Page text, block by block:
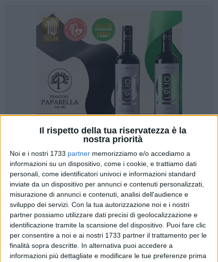
Il rispetto della tua riservatezza è la
nostra priorità
Noi e i nostri 1733 partner memorizziamo e/o accediamo a
informazioni su un dispositivo, come i cookie, e trattiamo dati
personali, come identificatori univoci e informazioni standard
inviate da un dispositivo per annunci e contenuti personalizzati,
misurazione di annunci e contenuti, analisi dell'audience e
sviluppo dei servizi. Con la tua autorizzazione noi e i nostri
partner possiamo utilizzare dati precisi di geolocalizzazione e
identificazione tramite la scansione del dispositivo. Puoi fare clic
per consentire a noi e ai nostri 1733 partner il trattamento per le
finalità sopra descritte. In alternativa puoi accedere a
informazioni più dettagliate e modificare le tue preferenze prima
A cura di
ANNA DICORATO
In occasione del 750° anniversario della Traslazione delle
spoglie mortali del Santo Vescovo Ruggero da Canne a
Barletta (1276 – 2026) il busto del Santo Patrono di Barletta
sarà accolto da varie parrocchie della città in un Peregrinatio
che ha avuto inizio il 31 maggio con il trasferimento del
busto reliquiario del Santo dalla Basilica Santa Maria